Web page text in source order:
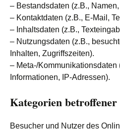
– Bestandsdaten (z.B.,
– Kontaktdaten (z.B., E-Mail,
– Inhaltsdaten (z.B.,
– Nutzungsdaten (z.B.,
Inhalten, Zugriffszeiten).
– Meta-/Kommunikationsdaten
Informationen, IP-Adressen).
Kategorien betroffener
Besucher und Nutzer des